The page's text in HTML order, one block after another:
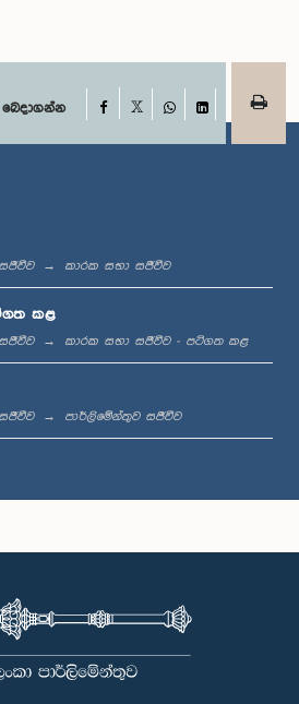
Facebook
WhatsApp
LinkedIn
කාරක සභා සජීවීව
කළ
කාරක සභා සජීවීව - පටිගත කළ
පාර්ලිමේන්තුව සජීවීව